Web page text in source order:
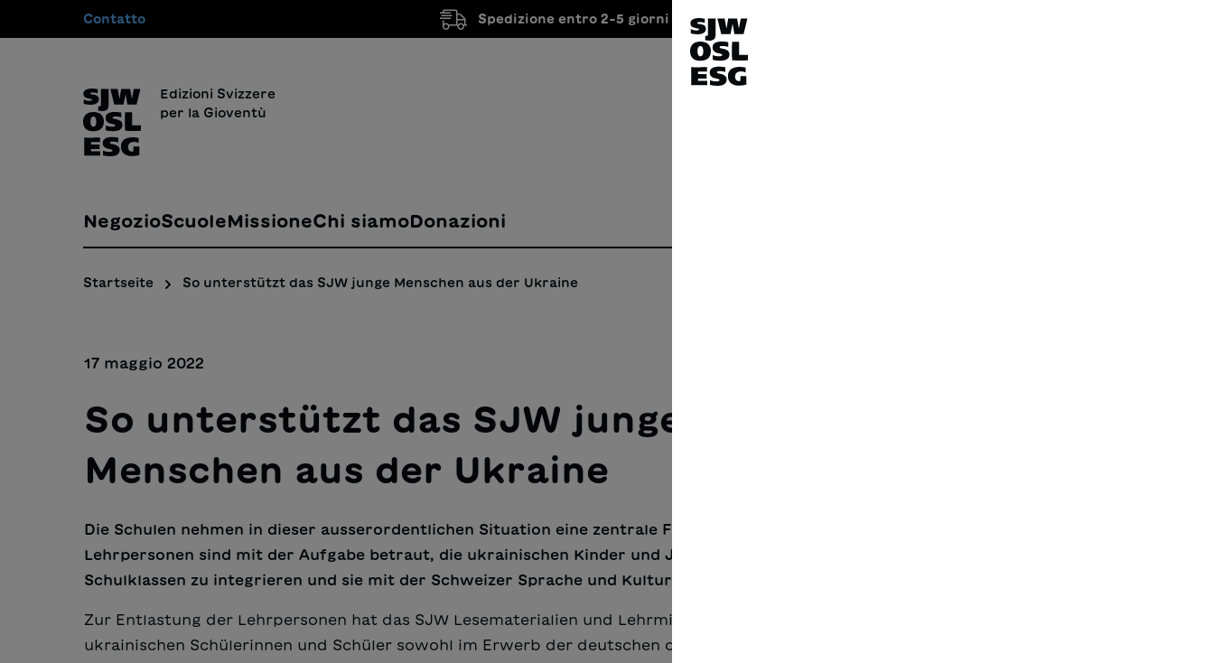
Passa alla navigazione principale
Contatto Spedizione entro 2-5 giorni lavorativi
Edizioni Svizzere
per la Gioventù
NegozioScuoleMissioneChi siamoDonazioni
Startseite So unterstützt das SJW junge Menschen aus der Ukraine
17 maggio 2022
So unterstützt das SJW junge
Menschen aus der Ukraine
Die Schulen nehmen in dieser ausserordentlichen Situation eine zentrale Funktion wahr. Die
Lehrpersonen sind mit der Aufgabe betraut, die ukrainischen Kinder und Jugendlichen in die
Schulklassen zu integrieren und sie mit der Schweizer Sprache und Kultur vertraut zu machen.
Zur Entlastung der Lehrpersonen hat das SJW Lesematerialien und Lehrmittel aufbereitet, die die
ukrainischen Schülerinnen und Schüler sowohl im Erwerb der deutschen oder französischen